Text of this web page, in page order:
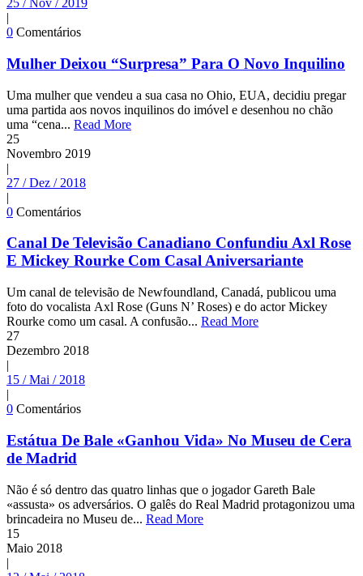
25 / Nov / 2019
|
0 Comentários
Mulher Deixou “Surpresa” Para O Novo Inquilino
Uma mulher que vendeu a sua casa no Ohio, EUA, decidiu pregar
uma partida aos novos inquilinos do imóvel e desenhou no chão
uma “cena... Read More
25
Novembro 2019
|
27 / Dez / 2018
|
0 Comentários
Canal De Televisão Canadiano Confundiu Axl Rose
E Mickey Rourke Com Casal Aniversariante
Um canal de televisão de Newfoundland, Canadá, publicou uma
foto do vocalista Axl Rose (Guns N’ Roses) e do actor Mickey
Rourke como um casal. A confusão... Read More
27
Dezembro 2018
|
15 / Mai / 2018
|
0 Comentários
Estátua De Bale «Ganhou Vida» No Museu de Cera
de Madrid
Não é só dentro das quatro linhas que o jogador Gareth Bale
«assusta» os adversários. O galês do Real Madrid protagonizou uma
brincadeira no Museu de... Read More
15
Maio 2018
|